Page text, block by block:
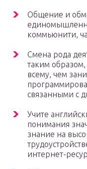
Общение и
коммьюнити,
Смена рода
таким
всему, чем
связанными с
Учите
понимания
знание на
интернет-